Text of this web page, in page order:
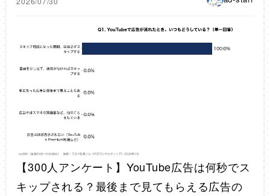
【300人アンケート】YouTube広告は何秒でス
キップされる？最後まで見てもらえる広告の